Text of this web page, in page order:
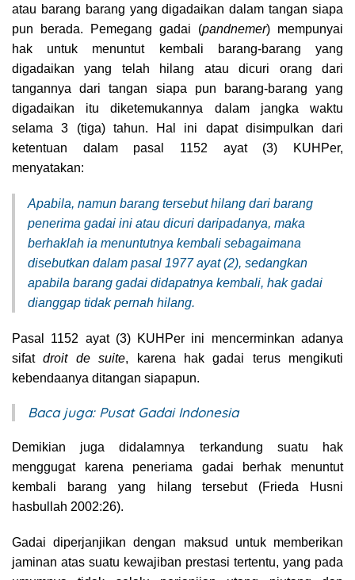
atau barang barang yang digadaikan dalam tangan siapa
pun berada. Pemegang gadai (pandnemer) mempunyai
hak untuk menuntut kembali barang-barang yang
digadaikan yang telah hilang atau dicuri orang dari
tangannya dari tangan siapa pun barang-barang yang
digadaikan itu diketemukannya dalam jangka waktu
selama 3 (tiga) tahun. Hal ini dapat disimpulkan dari
ketentuan dalam pasal 1152 ayat (3) KUHPer,
menyatakan:
Apabila, namun barang tersebut hilang dari barang
penerima gadai ini atau dicuri daripadanya, maka
berhaklah ia menuntutnya kembali sebagaimana
disebutkan dalam pasal 1977 ayat (2), sedangkan
apabila barang gadai didapatnya kembali, hak gadai
dianggap tidak pernah hilang.
Pasal 1152 ayat (3) KUHPer ini mencerminkan adanya
sifatdroit de suite, karena hak gadai terus mengikuti
kebendaanya ditangan siapapun.
Baca juga: Pusat Gadai Indonesia
Demikian juga didalamnya terkandung suatu hak
menggugat karena peneriama gadai berhak menuntut
kembali barang yang hilang tersebut (Frieda Husni
hasbullah 2002:26).
Gadai diperjanjikan dengan maksud untuk memberikan
jaminan atas suatu kewajiban prestasi tertentu, yang pada